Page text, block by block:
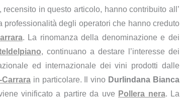
recensito in questo articolo, hanno contribuito all’
degli operatori che hanno creduto
. La rinomanza della denominazione e dei
, continuano a destare l’interesse dei
ed internazionale dei vini prodotti dalle
Carrarain particolare. Il vino Durlindana Bianca
vinificato a partire da uve Pollera nera. La